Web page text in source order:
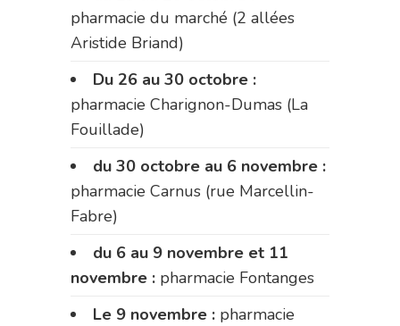
pharmacie du marché (2 allées
Aristide Briand)
Du 26 au 30 octobre :
pharmacie Charignon-Dumas (La
Fouillade)
du 30 octobre au 6 novembre :
pharmacie Carnus (rue Marcellin-
Fabre)
du 6 au 9 novembre et 11
novembre : pharmacie Fontanges
Le 9 novembre : pharmacie